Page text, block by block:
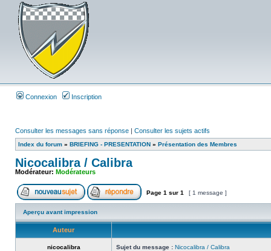
Connexion Inscription
Consulter les messages sans réponse | Consulter les sujets actifs
Index du forum » BRIEFING - PRESENTATION » Présentation des Membres
Nicocalibra / Calibra
Modérateur: Modérateurs
Page 1 sur 1 [ 1 message ]
Aperçu avant impression
Auteur
nicocalibra Sujet du message : Nicocalibra / Calibra